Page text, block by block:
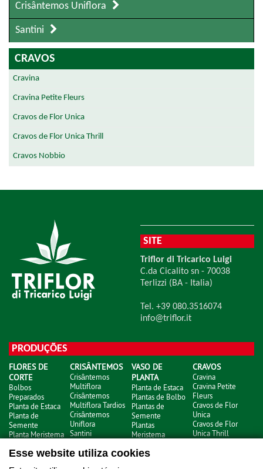
Esse website utiliza cookies
Crisântemos Uniflora
Santini
CRAVOS
Cravina
Cravina Petite Fleurs
Cravos de Flor Unica
Cravos de Flor Unica Thrill
Cravos Nobbio
SITE
Triflor di Tricarico Luigi
C.da Cicalito sn - 70038
Terlizzi (BA - Italia)
Tel. +39 080.3516074
info@triflor.it
PRODUÇÕES
FLORES DE
CORTE
Bolbos
Preparados
Planta de Estaca
Planta de
Semente
Planta Meristema
CRISÂNTEMOS
Crisântemos
Multiflora
Crisântemos
Multiflora Tardios
Crisântemos
Uniflora
Santini
VASO DE
PLANTA
Planta de Estaca
Plantas de Bolbo
Plantas de
Semente
Plantas
Meristema
CRAVOS
Cravina
Cravina Petite
Fleurs
Cravos de Flor
Unica
Cravos de Flor
Unica Thrill